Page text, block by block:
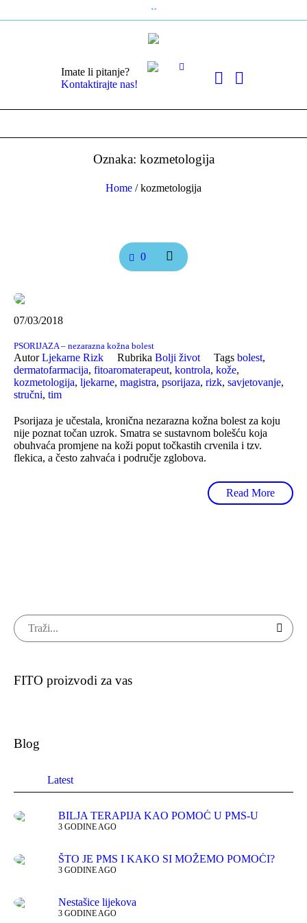
Imate li pitanje?
Kontaktirajte nas!
Oznaka: kozmetologija
Home /kozmetologija
0
07/03/2018
PSORIJAZA – nezarazna kožna bolest
AutorLjekarne Rizk Rubrika Bolji život Tags bolest,
dermatofarmacija, fitoaromaterapeut, kontrola, kože,
kozmetologija, ljekarne, magistra, psorijaza, rizk, savjetovanje,
stručni, tim
Psorijaza je učestala, kronična nezarazna kožna bolest za koju
nije poznat točan uzrok. Smatra se sustavnom bolešću koja
obuhvaća promjene na koži poput točkastih crvenila i tzv.
flekica, a često zahvaća i područje zglobova.
Read More
FITO proizvodi za vas
Blog
Latest
BILJA TERAPIJA KAO POMOĆ U PMS-U
3 GODINE AGO
ŠTO JE PMS I KAKO SI MOŽEMO POMOĆI?
3 GODINE AGO
Nestašice lijekova
3 GODINE AGO